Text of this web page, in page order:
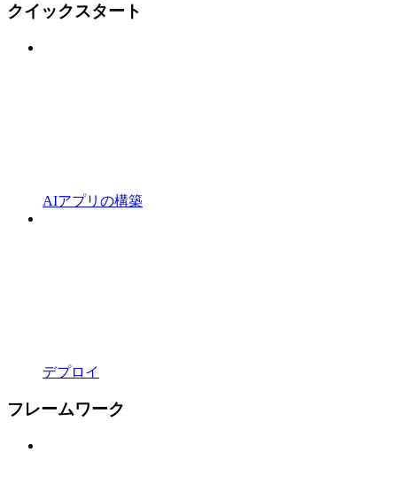
クイックスタート
AIアプリの構築
デプロイ
フレームワーク